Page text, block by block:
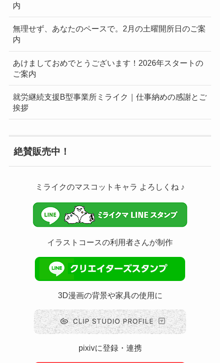
内
無理せず、あなたのペースで。2月の土曜開所日のご案
内
あけましておめでとうございます！2026年スタートの
ご案内
就労継続支援B型事業所ミライク｜仕事納めの感謝とご
挨拶
絶賛販売中！
ミライクのマスコットキャラ よろしくね ♪
イラストコースの利用者さんが制作
3D漫画の背景や家具の使用に
pixivに登録・連携